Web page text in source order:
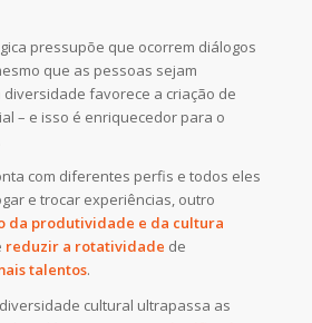
pressupõe que ocorrem diálogos
que as pessoas sejam
favorece a criação de
– e isso é enriquecedor para o
com diferentes perfis e todos eles
e trocar experiências, outro
da produtividade e da cultura
reduzir a rotatividade de
talentos.
cultural ultrapassa as